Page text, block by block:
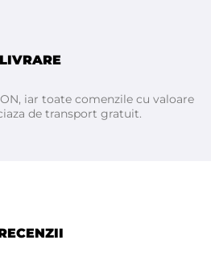
LIVRARE
iar toate comenzile cu valoare
de transport gratuit.